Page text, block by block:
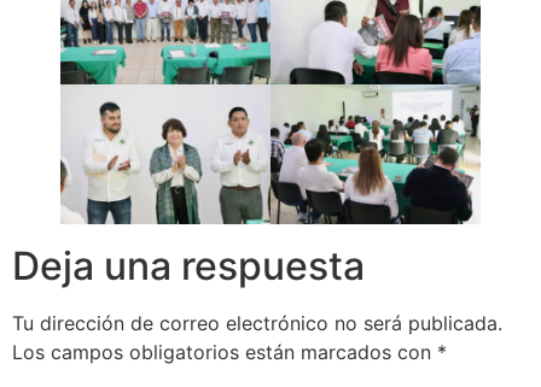
Deja una respuesta
Tu dirección de correo electrónico no será publicada.
Los campos obligatorios están marcados con *